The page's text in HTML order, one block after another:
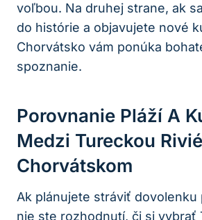
voľbou. Na druhej strane, ak
do histórie a objavujete nové
Chorvátsko vám ponúka
spoznanie.
Porovnanie Pláží A
Medzi Tureckou
Chorvátskom
Ak plánujete stráviť dovolenku
nie ste rozhodnutí, či si vybrať